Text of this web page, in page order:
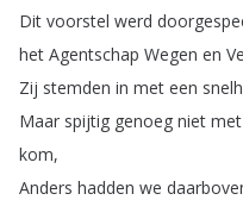
Dit voorstel werd
het Agentschap Wegen en
Zij stemden in met een
Maar spijtig genoeg niet met
kom,
Anders hadden we